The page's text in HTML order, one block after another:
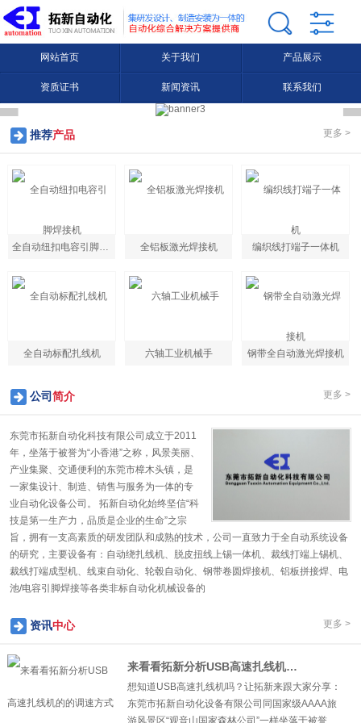
网站首页 关于我们 产品展示
资质证书 新闻资讯 联系我们
推荐产品 更多 >
全自动纽扣电容引脚焊接机 全铝板激光焊接机 编织线打端子一体机
全自动标配扎线机 六轴工业机械手 钢带全自动激光焊接机
公司简介 更多 >
东莞市拓新自动化科技有限公司成立于2011
年，坐落于被誉为“小香港”之称，风景美丽、
产业集聚、交通便利的东莞市樟木头镇，是
一家集设计、制造、销售与服务为一体的专
业自动化设备公司。 拓新自动化始终坚信“科
技是第一生产力，品质是企业的生命”之宗
旨，拥有一支高素质的研发团队和成熟的技术，公司一直致力于全自动系统设备
的研究，主要设备有：自动绕扎线机、脱皮扭线上锡一体机、裁线打端上锡机、
裁线打端成型机、线束自动化、轮毂自动化、钢带卷圆焊接机、铝板拼接焊、电
池/电容引脚焊接等各类非标自动化机械设备的
资讯中心 更多 >
来看看拓新分析USB高速扎线机的的调速方式
想知道USB高速扎线机吗？让拓新来跟大家分享：
东莞市拓新自动化设备有限公司同国家级AAAA旅
游风景区“观音山国家森林公司”一样坐落于被誉